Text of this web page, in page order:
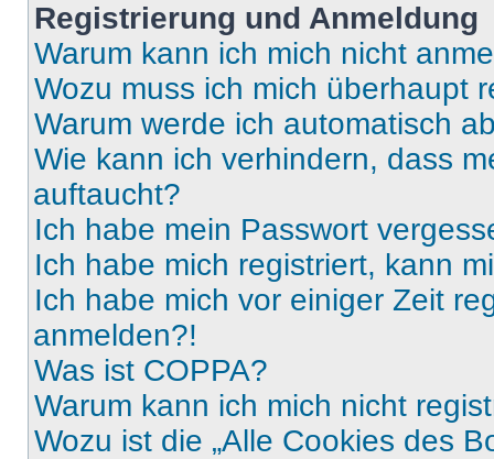
Registrierung und Anmeldung
Warum kann ich mich nicht
Wozu muss ich mich überhaupt
Warum werde ich automatisch
Wie kann ich verhindern, dass
auftaucht?
Ich habe mein Passwort
Ich habe mich registriert, kann
Ich habe mich vor einiger Zeit
anmelden?!
Was ist COPPA?
Warum kann ich mich nicht
Wozu ist die „Alle Cookies des